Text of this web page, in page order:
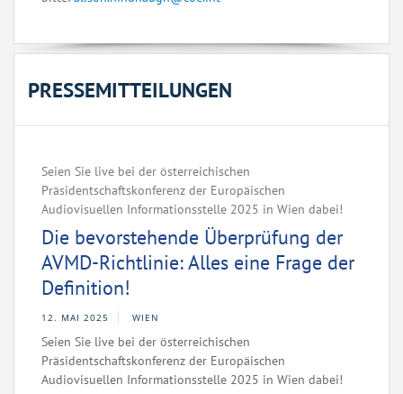
PRESSEMITTEILUNGEN
Seien Sie live bei der österreichischen
Präsidentschaftskonferenz der Europäischen
Audiovisuellen Informationsstelle 2025 in Wien dabei!
Die bevorstehende Überprüfung der
AVMD-Richtlinie: Alles eine Frage der
Definition!
12. MAI 2025 WIEN
Seien Sie live bei der österreichischen
Präsidentschaftskonferenz der Europäischen
Audiovisuellen Informationsstelle 2025 in Wien dabei!